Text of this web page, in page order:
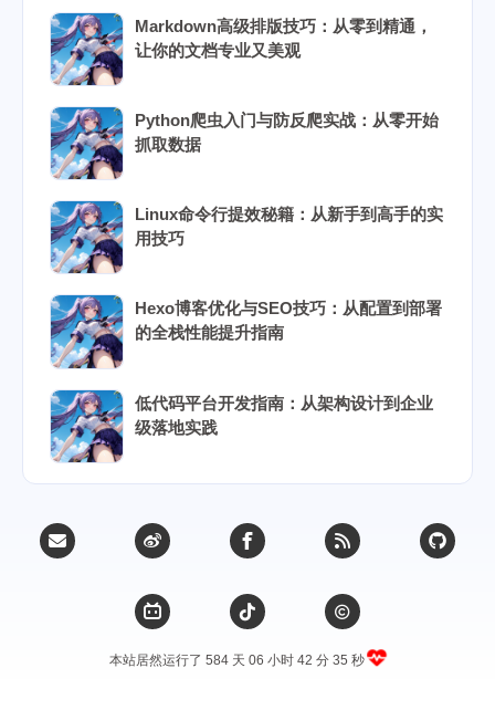
Markdown高级排版技巧：从零到精通，
让你的文档专业又美观
Python爬虫入门与防反爬实战：从零开始
抓取数据
Linux命令行提效秘籍：从新手到高手的实
用技巧
Hexo博客优化与SEO技巧：从配置到部署
的全栈性能提升指南
低代码平台开发指南：从架构设计到企业
级落地实践
本站居然运行了 584 天 06 小时 42 分 36 秒